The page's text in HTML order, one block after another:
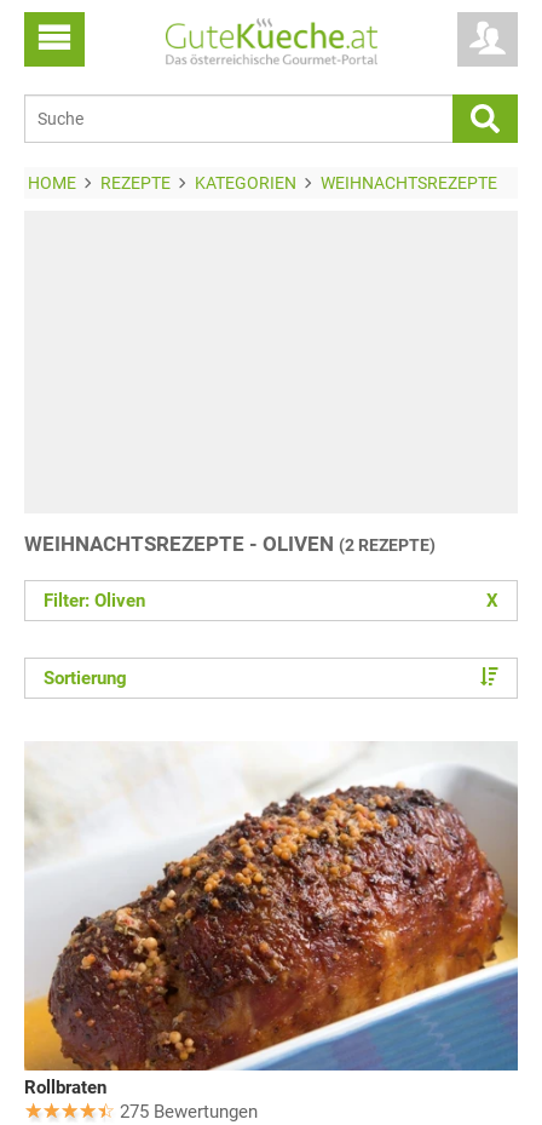
HOME REZEPTE KATEGORIEN WEIHNACHTSREZEPTE
WEIHNACHTSREZEPTE - OLIVEN (2 REZEPTE)
Filter: Oliven X
Sortierung
Rollbraten
275 Bewertungen